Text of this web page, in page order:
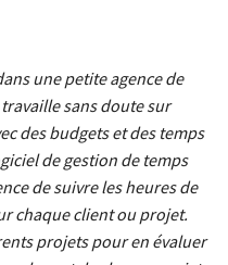
une petite agence de
sans doute sur
des budgets et des temps
de gestion de temps
de suivre les heures de
chaque client ou projet.
projets pour en évaluer